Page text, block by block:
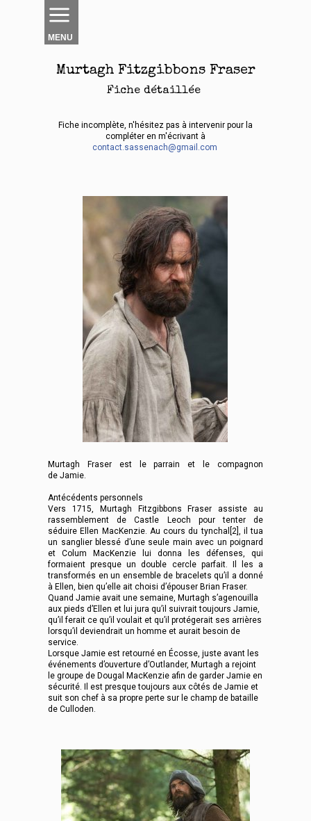
MENU
Murtagh Fraser est le parrain et le compagnon
de Jamie.
Antécédents personnels
Vers 1715, Murtagh Fitzgibbons Fraser assiste au
rassemblement de Castle Leoch pour tenter de
séduire Ellen MacKenzie. Au cours du tynchal[2], il tua
un sanglier blessé d’une seule main avec un poignard
et Colum MacKenzie lui donna les défenses, qui
formaient presque un double cercle parfait. Il les a
transformés en un ensemble de bracelets qu’il a donné
à Ellen, bien qu’elle ait choisi d’épouser Brian Fraser.
Quand Jamie avait une semaine, Murtagh s’agenouilla
aux pieds d’Ellen et lui jura qu’il suivrait toujours Jamie,
qu’il ferait ce qu’il voulait et qu’il protégerait ses arrières
lorsqu’il deviendrait un homme et aurait besoin de
service.
Lorsque Jamie est retourné en Écosse, juste avant les
événements d’ouverture d’Outlander, Murtagh a rejoint
le groupe de Dougal MacKenzie afin de garder Jamie en
sécurité. Il est presque toujours aux côtés de Jamie et
suit son chef à sa propre perte sur le champ de bataille
de Culloden.
Murtagh Fitzgibbons Fraser
Fiche détaillée
Fiche incomplète, n'hésitez pas à intervenir pour la
compléter en m'écrivant à
contact.sassenach@gmail.com